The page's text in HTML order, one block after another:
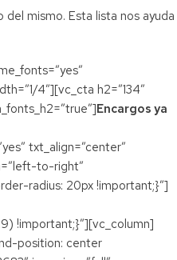
mismo. Esta lista nos ayuda
4″][vc_cta h2=”134″
Encargos ya
txt_align=”center”
to-right”
radius: 20px !important;}”]
!important;}”][vc_column]
position: center